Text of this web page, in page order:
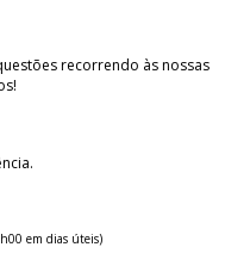
recorrendo às nossas
em dias úteis)